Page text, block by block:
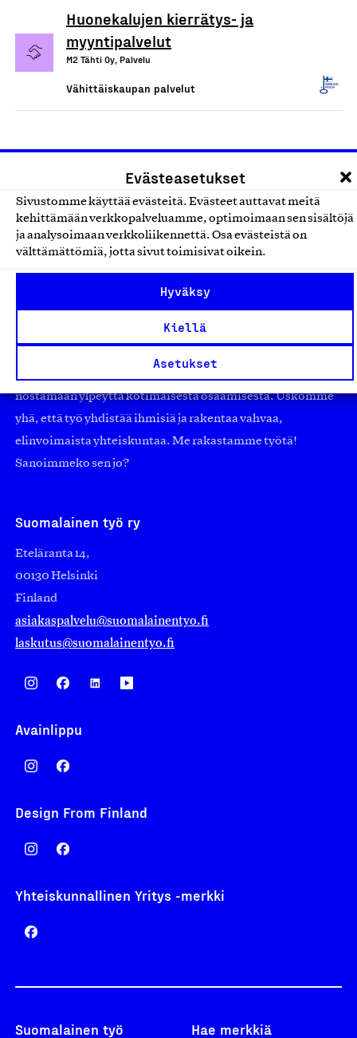
Evästeasetukset
Sivustomme käyttää evästeitä. Evästeet auttavat meitä
kehittämään verkkopalveluamme, optimoimaan sen sisältöjä
ja analysoimaan verkkoliikennettä. Osa evästeistä on
välttämättömiä, jotta sivut toimisivat oikein.
Hyväksy
Kiellä
Asetukset
Huonekalujen kierrätys- ja
myyntipalvelut
M2 Tähti Oy, Palvelu
Vähittäiskaupan palvelut
työmarkkinajärjestöistä riippumaton yhdistys.
pienistä pajoista ja yhteisöistä kansainvälisiin
nostamaan ylpeyttä kotimaisesta osaamisesta. Uskomme
yhä, että työ yhdistää ihmisiä ja rakentaa vahvaa,
elinvoimaista yhteiskuntaa. Me rakastamme työtä!
Sanoimmeko sen jo?
Suomalainen työ ry
Eteläranta 14,
00130 Helsinki
Finland
asiakaspalvelu@suomalainentyo.fi
laskutus@suomalainentyo.fi
Avainlippu
Design From Finland
Yhteiskunnallinen Yritys -merkki
Suomalainen työ Hae merkkiä